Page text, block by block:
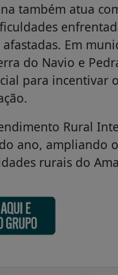
também atua
Em
do Navio e
para incentivar
Rural
ano, ampliando
rurais do